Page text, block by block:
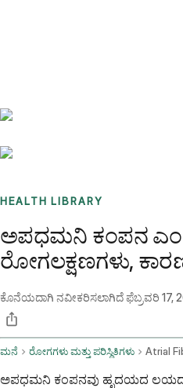
HEALTH LIBRARY
ಅಪಧಮನಿ ಕಂಪನ
ರೋಗಲಕ್ಷಣಗಳು,
ಕೊನೆಯದಾಗಿ ನವೀಕರಿಸಲಾಗಿದೆಫೆಬ್ರವರಿ 17,
ಮನೆ ರೋಗಗಳು ಮತ್ತು ಪರಿಸ್ಥಿತಿಗಳು Atrial
ಅಪಧಮನಿ ಕಂಪನವು ಹೃದಯದ ಲಯದ